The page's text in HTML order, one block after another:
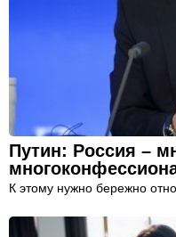
Путин: Россия –
К этому нужно бережно